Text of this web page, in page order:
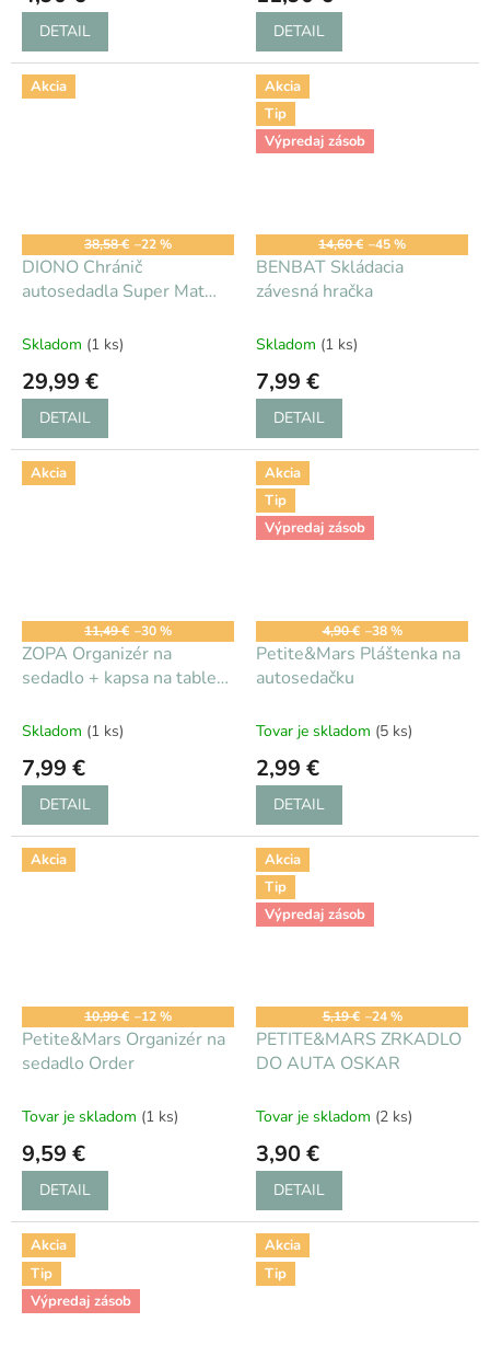
DETAIL DETAIL
Akcia
38,58 € –22 %
DIONO Chránič
autosedadla Super Mat
Skladom (1 ks)
29,99 €
DETAIL
Akcia
Tip
Výpredaj zásob
14,60 € –45 %
BENBAT Skládacia
závesná hračka
Skladom (1 ks)
7,99 €
DETAIL
Akcia
11,49 € –30 %
ZOPA Organizér na
sedadlo + kapsa na tablet
Skladom (1 ks)
7,99 €
DETAIL
Akcia
Tip
Výpredaj zásob
4,90 € –38 %
Petite&Mars Pláštenka na
autosedačku
Tovar je skladom (5 ks)
2,99 €
DETAIL
Akcia
10,99 € –12 %
Petite&Mars Organizér na
sedadlo Order
Tovar je skladom (1 ks)
9,59 €
DETAIL
Akcia
Tip
Výpredaj zásob
5,19 € –24 %
PETITE&MARS ZRKADLO
DO AUTA OSKAR
Tovar je skladom (2 ks)
3,90 €
DETAIL
Akcia
Tip
Výpredaj zásob
Akcia
Tip